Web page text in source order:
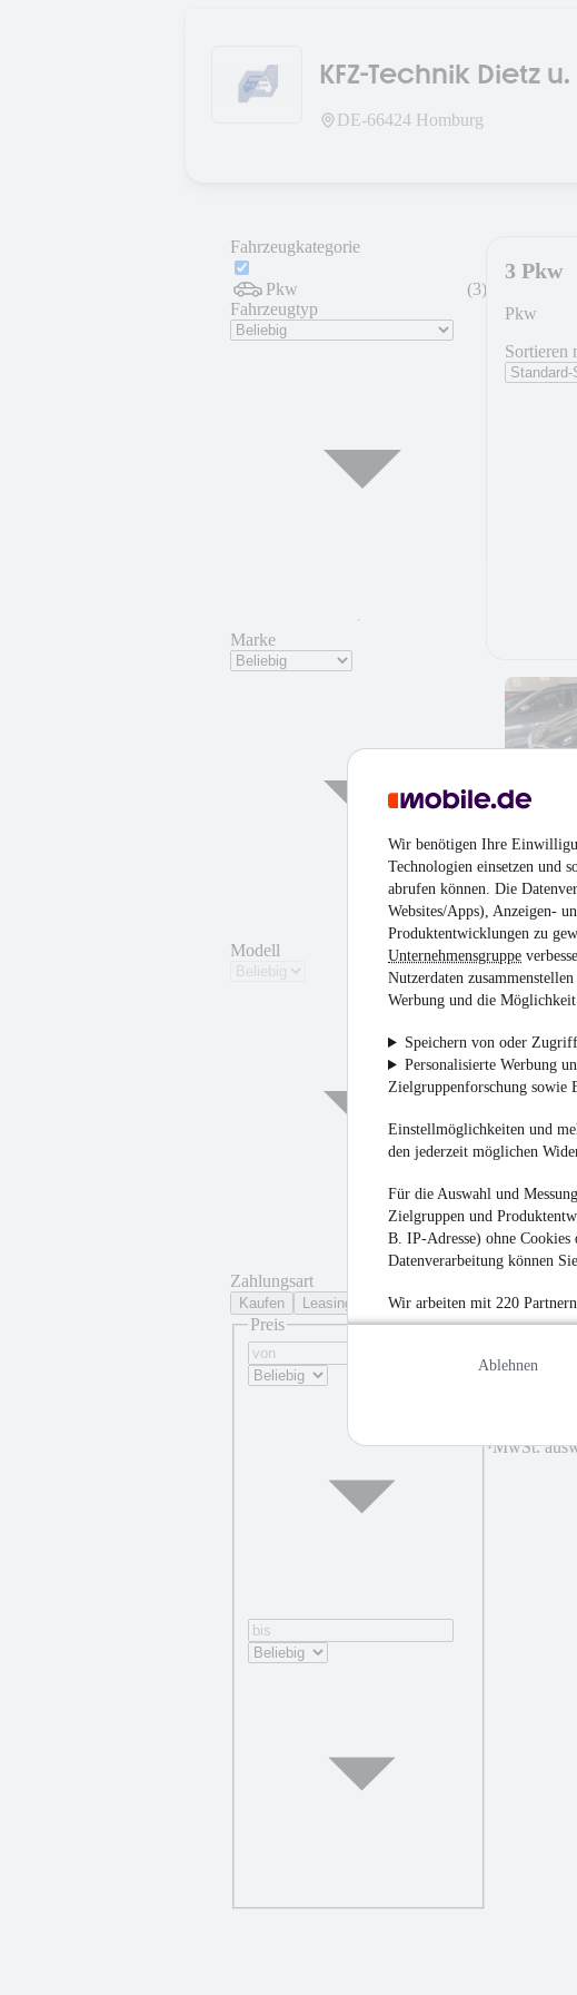
Wir benötigen Ihre
Technologien einsetzen und
abrufen können. Die
Websites/Apps), Anzeigen-
Produktentwicklungen zu
Unternehmensgruppe
Nutzerdaten
Werbung und die
Speichern von oder
Personalisierte Werbung
Zielgruppenforschung sowie
Einstellmöglichkeiten und
den jederzeit möglichen
Für die Auswahl und
Zielgruppen und
B. IP-Adresse) ohne Cookies
Datenverarbeitung können
Wir arbeiten mit 220
Ablehnen
KFZ-Technik Dietz
DE-66424 Homburg
Fahrzeugkategorie
Pkw (3)
Fahrzeugtyp
Marke
Modell
Zahlungsart
Kaufen Leasing
Preis
3 Pkw
Pkw
Sortieren
¹MwSt.